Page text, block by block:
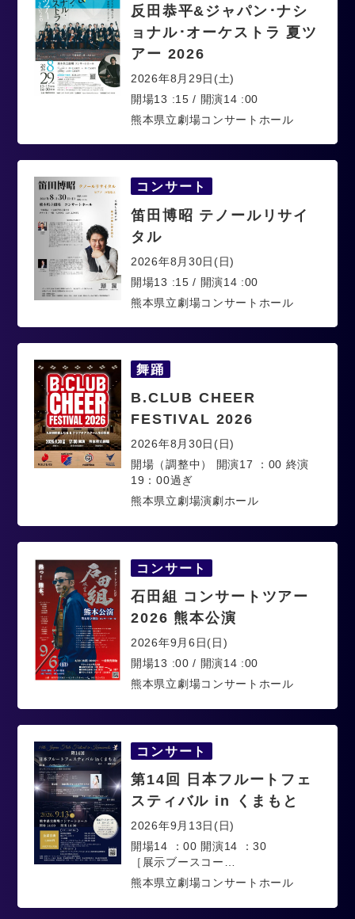
反田恭平&ジャパン･ナシ
ョナル･オーケストラ 夏ツ
アー 2026
2026年8月29日(土)
開場13 :15 / 開演14 :00
熊本県立劇場コンサートホール
コンサート
笛田博昭 テノールリサイ
タル
2026年8月30日(日)
開場13 :15 / 開演14 :00
熊本県立劇場コンサートホール
舞踊
B.CLUB CHEER
FESTIVAL 2026
2026年8月30日(日)
開場（調整中） 開演17 ：00 終演
19：00過ぎ
熊本県立劇場演劇ホール
コンサート
石田組 コンサートツアー
2026 熊本公演
2026年9月6日(日)
開場13 :00 / 開演14 :00
熊本県立劇場コンサートホール
コンサート
第14回 日本フルートフェ
スティバル in くまもと
2026年9月13日(日)
開場14 ：00 開演14 ：30
［展示ブースコー…
熊本県立劇場コンサートホール